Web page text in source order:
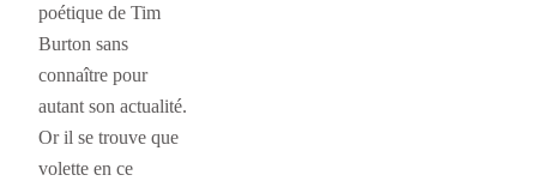
poétique de Tim
Burton sans
connaître pour
autant son actualité.
Or il se trouve que
volette en ce